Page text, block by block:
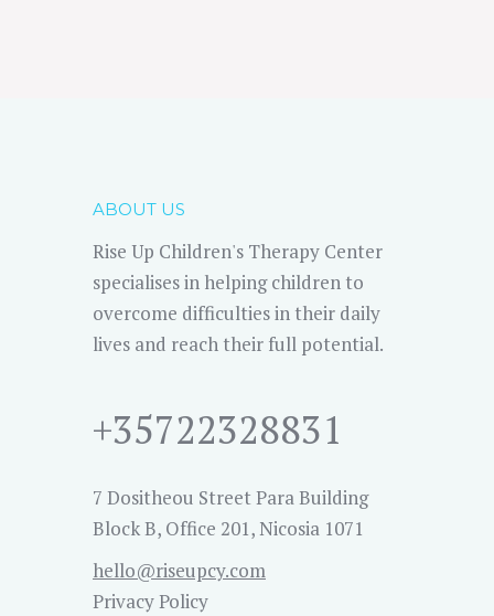
ABOUT US
Rise Up Children's Therapy Center
specialises in helping children to
overcome difficulties in their daily
lives and reach their full potential.
+35722328831
7 Dositheou Street Para Building
Block B, Office 201, Nicosia 1071
hello@riseupcy.com
Privacy Policy